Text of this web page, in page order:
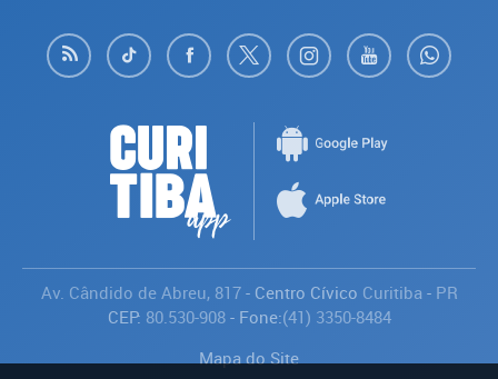
Av. Cândido de Abreu, 817- Centro Cívico Curitiba - PR
CEP: 80.530-908- Fone:(41) 3350-8484
Mapa do Site